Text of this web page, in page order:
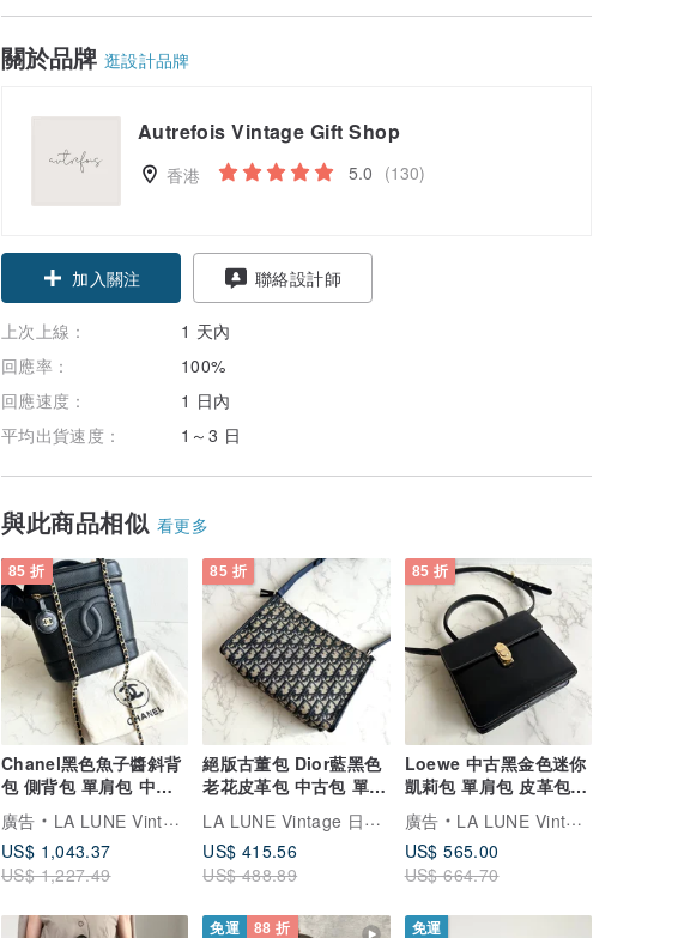
關於品牌 逛設計品牌
Autrefois Vintage Gift Shop
香港 5.0 (130)
加入關注 聯絡設計師
上次上線：
1 天內
回應率：
100%
回應速度：
1 日內
平均出貨速度：
1～3 日
與此商品相似 看更多
85 折
Chanel黑色魚子醬斜背
包 側背包 單肩包 中古
包 古董包 Vanity
廣告
LA LUNE Vintage 日本鑑證古董品選物店
US$ 1,043.37
US$ 1,227.49
85 折
絕版古董包 Dior藍黑色
老花皮革包 中古包 單肩
LA LUNE Vintage 日本鑑證古董品選物店
US$ 415.56
US$ 488.89
85 折
Loewe 中古黑金色迷你
凱莉包 單肩包 皮革包
斜背包 復古二手包
廣告
LA LUNE Vintage 日本鑑證古董品選物店
US$ 565.00
US$ 664.70
免運 88 折 免運